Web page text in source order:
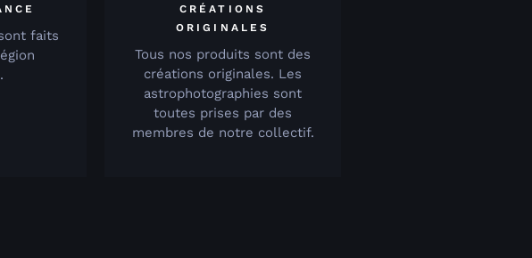
faits
CRÉATIONS
ORIGINALES
Tous nos produits sont des
créations originales. Les
astrophotographies sont
toutes prises par des
membres de notre collectif.